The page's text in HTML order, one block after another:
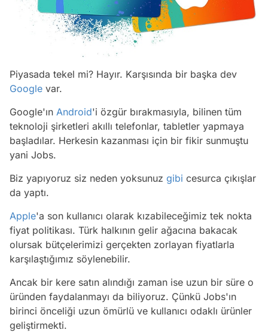
Piyasada tekel mi? Hayır. Karşısında bir başka dev
Google var.
Google'ın Android'i özgür bırakmasıyla, bilinen tüm
teknoloji şirketleri akıllı telefonlar, tabletler yapmaya
başladılar. Herkesin kazanması için bir fikir sunmuştu
yani Jobs.
Biz yapıyoruz siz neden yoksunuz gibi cesurca çıkışlar
da yaptı.
Apple'a son kullanıcı olarak kızabileceğimiz tek nokta
fiyat politikası. Türk halkının gelir ağacına bakacak
olursak bütçelerimizi gerçekten zorlayan fiyatlarla
karşılaştığımız söylenebilir.
Ancak bir kere satın alındığı zaman ise uzun bir süre o
üründen faydalanmayı da biliyoruz. Çünkü Jobs'ın
birinci önceliği uzun ömürlü ve kullanıcı odaklı ürünler
geliştirmekti.